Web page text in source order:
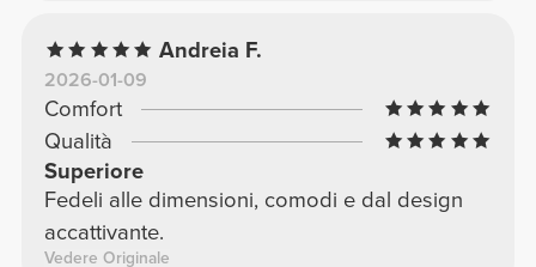
Andreia F.
2026-01-09
Comfort
Qualità
Superiore
Fedeli alle dimensioni, comodi e dal design
accattivante.
Vedere Originale